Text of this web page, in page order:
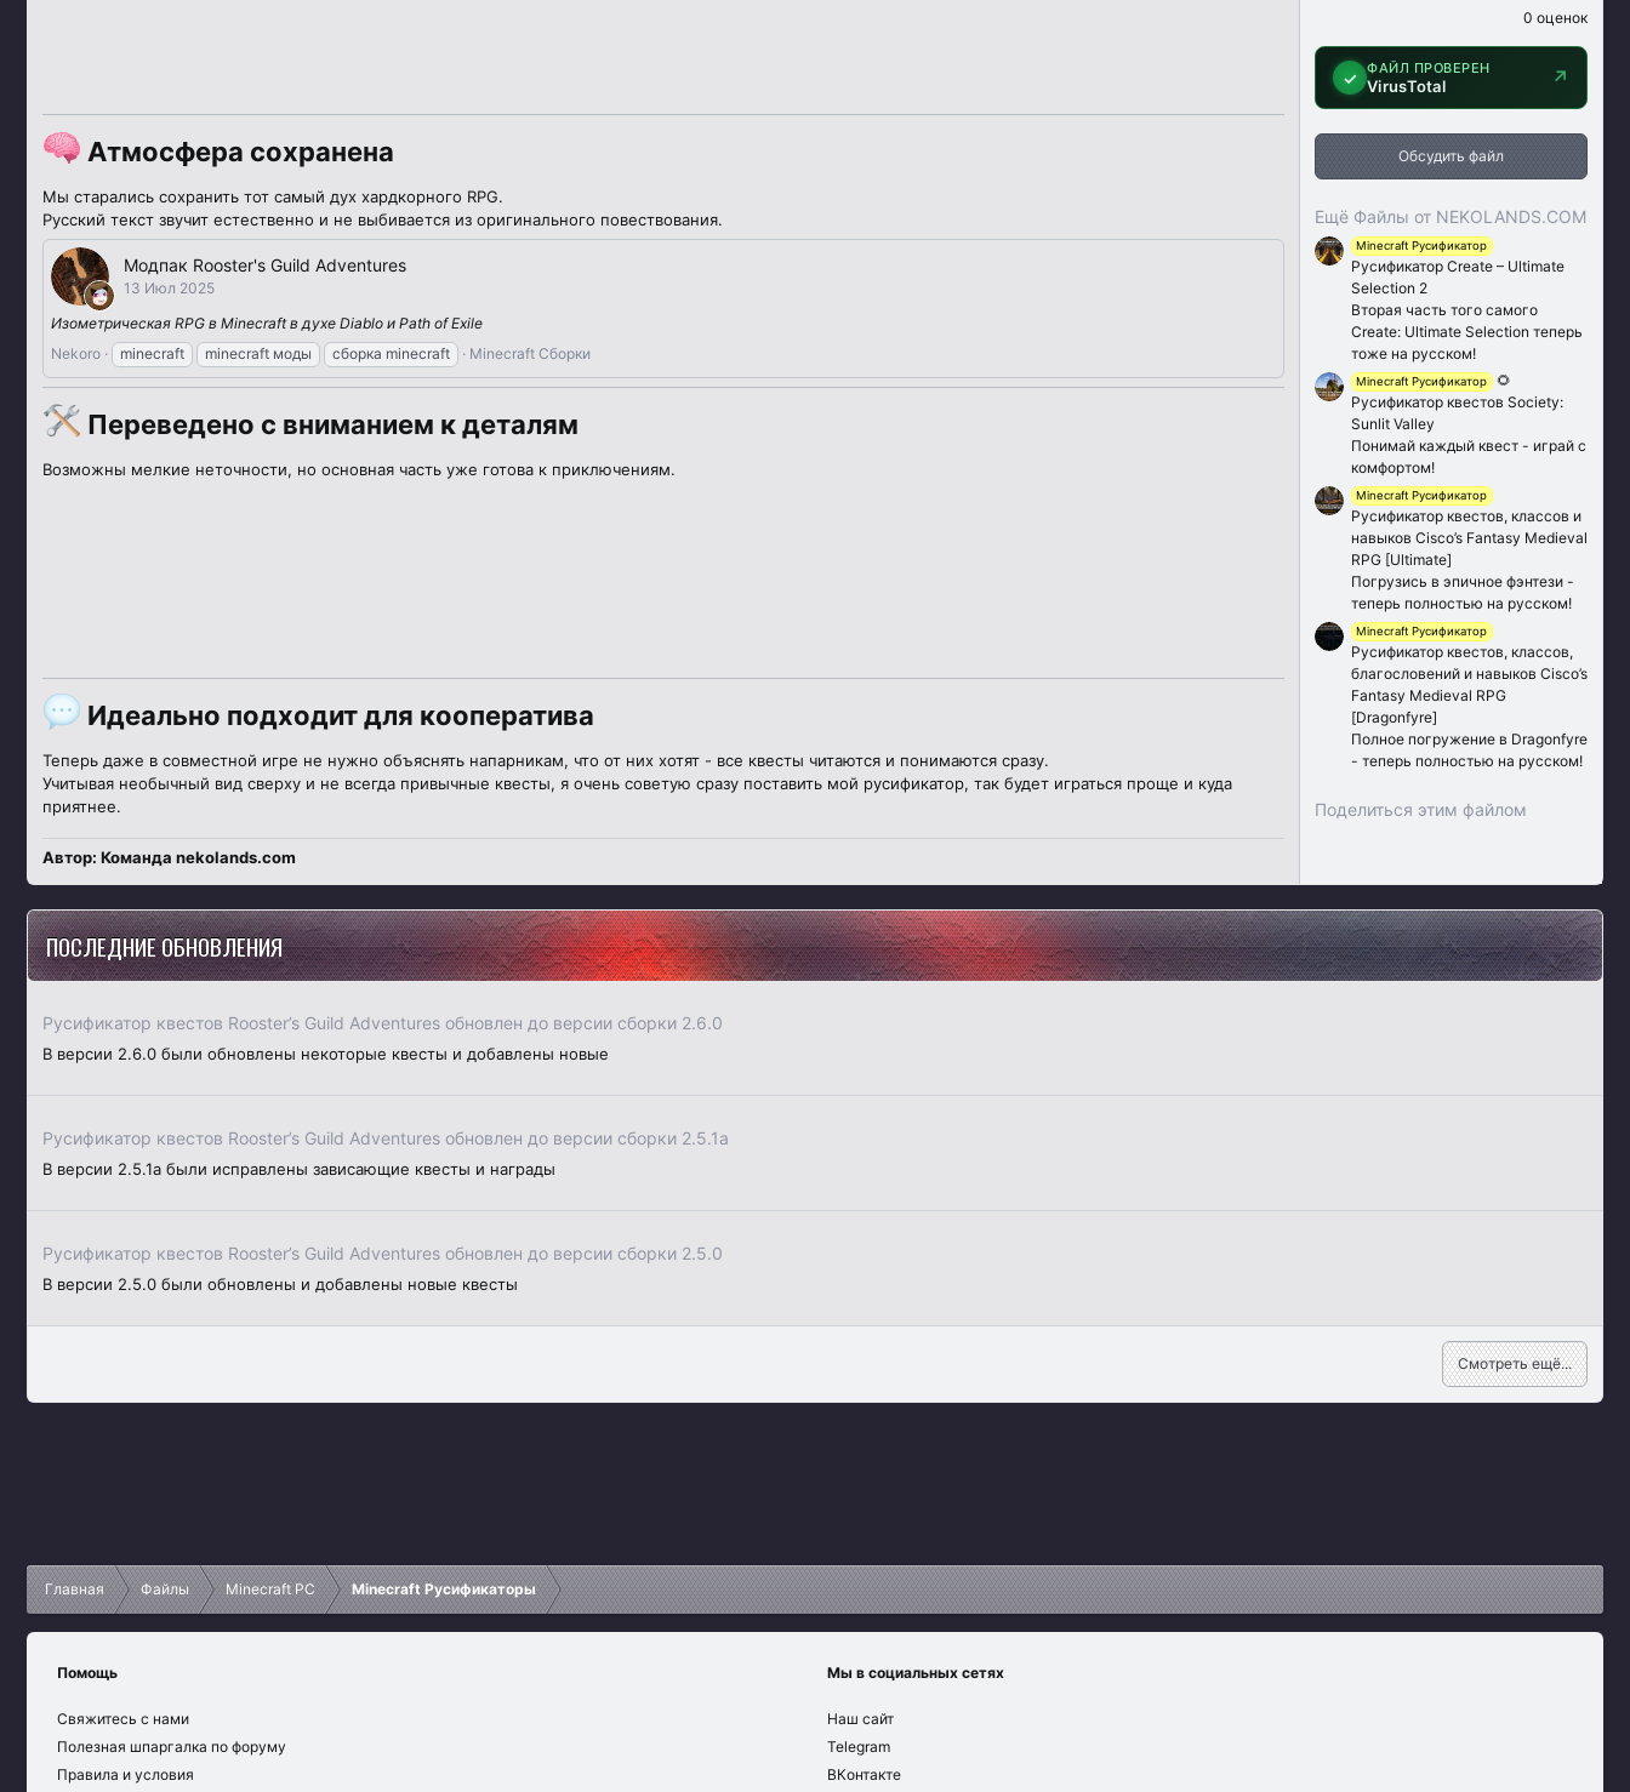
Атмосфера сохранена
Мы старались сохранить тот самый дух хардкорного RPG.
Русский текст звучит естественно и не выбивается из оригинального повествования.
Модпак Rooster's Guild Adventures
13 Июл 2025
Изометрическая RPG в Minecraft в духе Diablo и Path of Exile
Nekoro
minecraft minecraft моды сборка minecraft Minecraft Сборки
Переведено с вниманием к деталям
Возможны мелкие неточности, но основная часть уже готова к приключениям.
Идеально подходит для кооператива
Теперь даже в совместной игре не нужно объяснять напарникам, что от них хотят - все квесты читаются и понимаются сразу.
Учитывая необычный вид сверху и не всегда привычные квесты, я очень советую сразу поставить мой русификатор, так будет играться проще и куда
приятнее.
Автор: Команда nekolands.com
0
0
з
в
ё
з
д
0 оценок
✓ ФАЙЛ ПРОВЕРЕН
VirusTotal ↗
Обсудить файл
Ещё Файлы от NEKOLANDS.COM
Minecraft Русификатор
Русификатор Create – Ultimate
Selection 2
Вторая часть того самого
Create: Ultimate Selection теперь
тоже на русском!
Minecraft Русификатор
🌻
Русификатор квестов Society:
Sunlit Valley
Понимай каждый квест - играй с
комфортом!
Minecraft Русификатор
Русификатор квестов, классов и
навыков Cisco’s Fantasy Medieval
RPG [Ultimate]
Погрузись в эпичное фэнтези -
теперь полностью на русском!
Minecraft Русификатор
Русификатор квестов, классов,
благословений и навыков Cisco’s
Fantasy Medieval RPG
[Dragonfyre]
Полное погружение в Dragonfyre
- теперь полностью на русском!
Поделиться этим файлом
ПОСЛЕДНИЕ ОБНОВЛЕНИЯ
Русификатор квестов Rooster’s Guild Adventures обновлен до версии сборки 2.6.0
В версии 2.6.0 были обновлены некоторые квесты и добавлены новые
Русификатор квестов Rooster’s Guild Adventures обновлен до версии сборки 2.5.1a
В версии 2.5.1a были исправлены зависающие квесты и награды
Русификатор квестов Rooster’s Guild Adventures обновлен до версии сборки 2.5.0
В версии 2.5.0 были обновлены и добавлены новые квесты
Смотреть ещё...
Главная Файлы Minecraft PC Minecraft Русификаторы
Помощь
Свяжитесь с нами
Полезная шпаргалка по форуму
Правила и условия
Мы в социальных сетях
Наш сайт
Telegram
ВКонтакте